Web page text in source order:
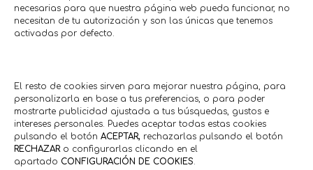
necesarias para que nuestra página web pueda funcionar, no
necesitan de tu autorización y son las únicas que tenemos
activadas por defecto.
El resto de cookies sirven para mejorar nuestra página, para
personalizarla en base a tus preferencias, o para poder
mostrarte publicidad ajustada a tus búsquedas, gustos e
intereses personales. Puedes aceptar todas estas cookies
pulsando el botón ACEPTAR, rechazarlas pulsando el botón
RECHAZARo configurarlas clicando en el
apartado CONFIGURACIÓN DE COOKIES.
20% descuento en cuadros
decoración
Otros
Ideas
Descuento